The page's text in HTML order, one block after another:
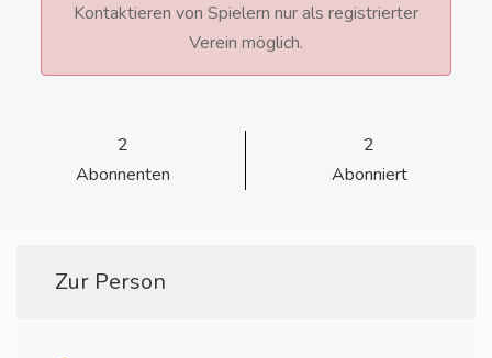
Kontaktieren von Spielern nur als registrierter
Verein möglich.
2
Abonnenten
2
Abonniert
Zur Person